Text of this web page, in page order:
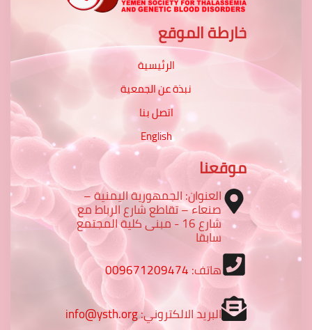
خارطة الموقع
الرئيسية
نبذة عن الجمعية
اتصل بنا
English
موقعنا
العنوان: الجمهورية اليمنية –
صنعاء – تقاطع شارع الرباط مع
شارع 16 - مبنى كلية المجتمع
سابقا
هاتف:009671209474
البريد الالكتروني:info@ysth.org